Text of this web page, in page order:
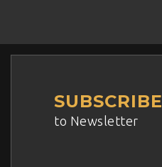
SUBSCRIBE
to Newsletter